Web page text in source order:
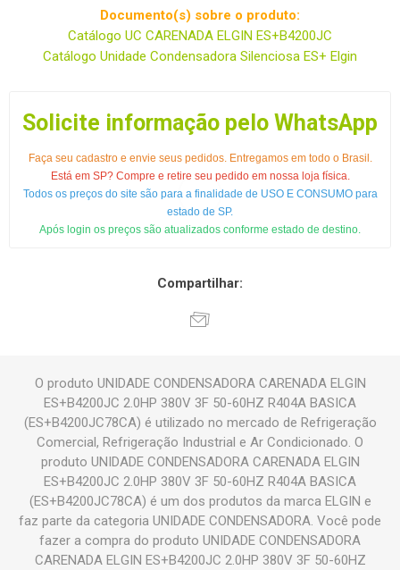
Documento(s) sobre o produto:
Catálogo UC CARENADA ELGIN ES+B4200JC
Catálogo Unidade Condensadora Silenciosa ES+ Elgin
Solicite informação pelo WhatsApp
Faça seu cadastro e envie seus pedidos. Entregamos em todo o Brasil.
Está em SP? Compre e retire seu pedido em nossa loja física.
Todos os preços do site são para a finalidade de USO E CONSUMO para
estado de SP.
Após login os preços são atualizados conforme estado de destino.
Compartilhar:
O produto UNIDADE CONDENSADORA CARENADA ELGIN
ES+B4200JC 2.0HP 380V 3F 50-60HZ R404A BASICA
(ES+B4200JC78CA) é utilizado no mercado de Refrigeração
Comercial, Refrigeração Industrial e Ar Condicionado. O
produto UNIDADE CONDENSADORA CARENADA ELGIN
ES+B4200JC 2.0HP 380V 3F 50-60HZ R404A BASICA
(ES+B4200JC78CA) é um dos produtos da marca ELGIN e
faz parte da categoria UNIDADE CONDENSADORA. Você pode
fazer a compra do produto UNIDADE CONDENSADORA
CARENADA ELGIN ES+B4200JC 2.0HP 380V 3F 50-60HZ